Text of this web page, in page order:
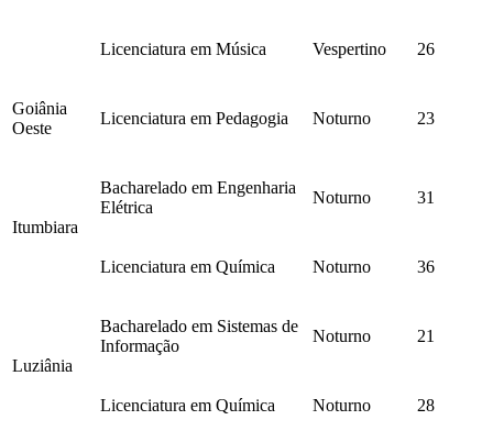
Licenciatura em Música Vespertino 26
Goiânia
Oeste
Licenciatura em Pedagogia Noturno 23
Itumbiara
Bacharelado em Engenharia
Elétrica
Noturno 31
Licenciatura em Química Noturno 36
Luziânia
Bacharelado em Sistemas de
Informação
Noturno 21
Licenciatura em Química Noturno 28